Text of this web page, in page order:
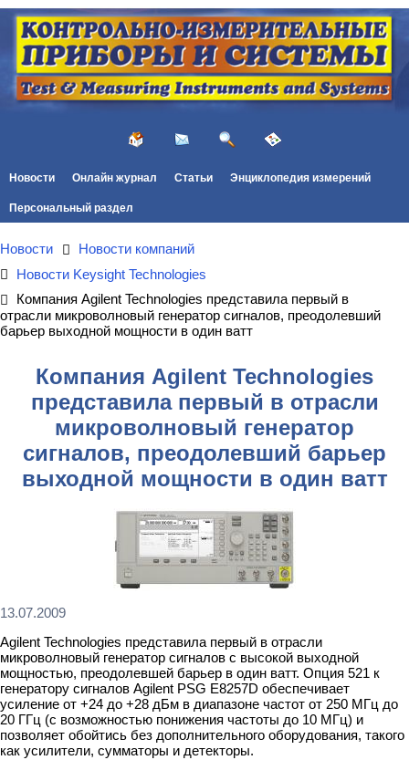
Новости Онлайн журнал Статьи Энциклопедия измерений
Персональный раздел
Новости
Новости компаний
Новости Keysight Technologies
Компания Agilent Technologies представила первый в
отрасли микроволновый генератор сигналов, преодолевший
барьер выходной мощности в один ватт
Компания Agilent Technologies
представила первый в отрасли
микроволновый генератор
сигналов, преодолевший барьер
выходной мощности в один ватт
13.07.2009
Agilent Technologies представила первый в отрасли
микроволновый генератор сигналов с высокой выходной
мощностью, преодолевшей барьер в один ватт. Опция 521 к
генератору сигналов Agilent PSG E8257D обеспечивает
усиление от +24 до +28 дБм в диапазоне частот от 250 МГц до
20 ГГц (с возможностью понижения частоты до 10 МГц) и
позволяет обойтись без дополнительного оборудования, такого
как усилители, сумматоры и детекторы.